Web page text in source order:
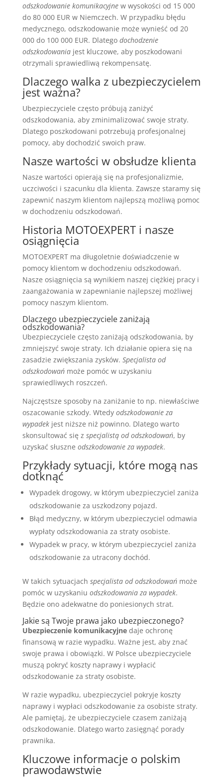
odszkodowanie komunikacyjnew wysokości od 15 000
do 80 000 EUR w Niemczech. W przypadku błędu
medycznego, odszkodowanie może wynieść od 20
000 do 100 000 EUR. Dlatego dochodzenie
odszkodowaniajest kluczowe, aby poszkodowani
otrzymali sprawiedliwą rekompensatę.
Dlaczego walka z ubezpieczycielem
jest ważna?
Ubezpieczyciele często próbują zaniżyć
odszkodowania, aby zminimalizować swoje straty.
Dlatego poszkodowani potrzebują profesjonalnej
pomocy, aby dochodzić swoich praw.
Nasze wartości w obsłudze klienta
Nasze wartości opierają się na profesjonalizmie,
uczciwości i szacunku dla klienta. Zawsze staramy się
zapewnić naszym klientom najlepszą możliwą pomoc
w dochodzeniu odszkodowań.
Historia MOTOEXPERT i nasze
osiągnięcia
MOTOEXPERT ma długoletnie doświadczenie w
pomocy klientom w dochodzeniu odszkodowań.
Nasze osiągnięcia są wynikiem naszej ciężkiej pracy i
zaangażowania w zapewnianie najlepszej możliwej
pomocy naszym klientom.
Dlaczego ubezpieczyciele zaniżają
odszkodowania?
Ubezpieczyciele często zaniżają odszkodowania, by
zmniejszyć swoje straty. Ich działanie opiera się na
zasadzie zwiększania zysków. Specjalista od
odszkodowańmoże pomóc w uzyskaniu
sprawiedliwych roszczeń.
Najczęstsze sposoby na zaniżanie to np. niewłaściwe
oszacowanie szkody. Wtedy odszkodowanie za
wypadekjest niższe niż powinno. Dlatego warto
skonsultować się z specjalistą od odszkodowań, by
uzyskać słuszne odszkodowanie za wypadek.
Przykłady sytuacji, które mogą nas
dotknąć
Wypadek drogowy, w którym ubezpieczyciel zaniża
odszkodowanie za uszkodzony pojazd.
Błąd medyczny, w którym ubezpieczyciel odmawia
wypłaty odszkodowania za straty osobiste.
Wypadek w pracy, w którym ubezpieczyciel zaniża
odszkodowanie za utracony dochód.
W takich sytuacjach specjalista od odszkodowańmoże
pomóc w uzyskaniu odszkodowania za wypadek.
Będzie ono adekwatne do poniesionych strat.
Jakie są Twoje prawa jako ubezpieczonego?
Ubezpieczenie komunikacyjnedaje ochronę
finansową w razie wypadku. Ważne jest, aby znać
swoje prawa i obowiązki. W Polsce ubezpieczyciele
muszą pokryć koszty naprawy i wypłacić
odszkodowanie za straty osobiste.
W razie wypadku, ubezpieczyciel pokryje koszty
naprawy i wypłaci odszkodowanie za osobiste straty.
Ale pamiętaj, że ubezpieczyciele czasem zaniżają
odszkodowanie. Dlatego warto zasięgnąć porady
prawnika.
Kluczowe informacje o polskim
prawodawstwie